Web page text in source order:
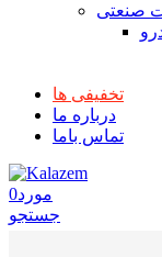
صنعتی
تخفیفی ها
درباره ما
تماس باما
0مورد
جستجو